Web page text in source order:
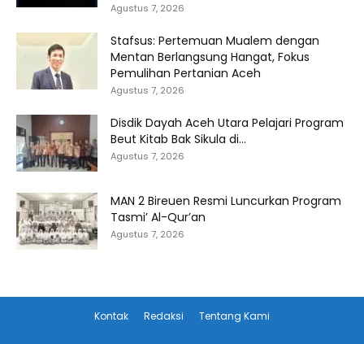
Agustus 7, 2026
Stafsus: Pertemuan Mualem dengan
Mentan Berlangsung Hangat, Fokus
Pemulihan Pertanian Aceh
Agustus 7, 2026
Disdik Dayah Aceh Utara Pelajari Program
Beut Kitab Bak Sikula di...
Agustus 7, 2026
MAN 2 Bireuen Resmi Luncurkan Program
Tasmi’ Al-Qur’an
Agustus 7, 2026
Kontak Redaksi Tentang Kami